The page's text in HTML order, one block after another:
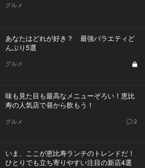
グルメ
あなたはどれが好き？ 最強バラエティど
んぶり5選
グルメ
味も見た目も最高なメニューぞろい！恵比
寿の人気店で昼から飲もう！
グルメ 2
いま、ここが恵比寿ランチのトレンドだ！
ひとりでも立ち寄りやすい注目の新店4選